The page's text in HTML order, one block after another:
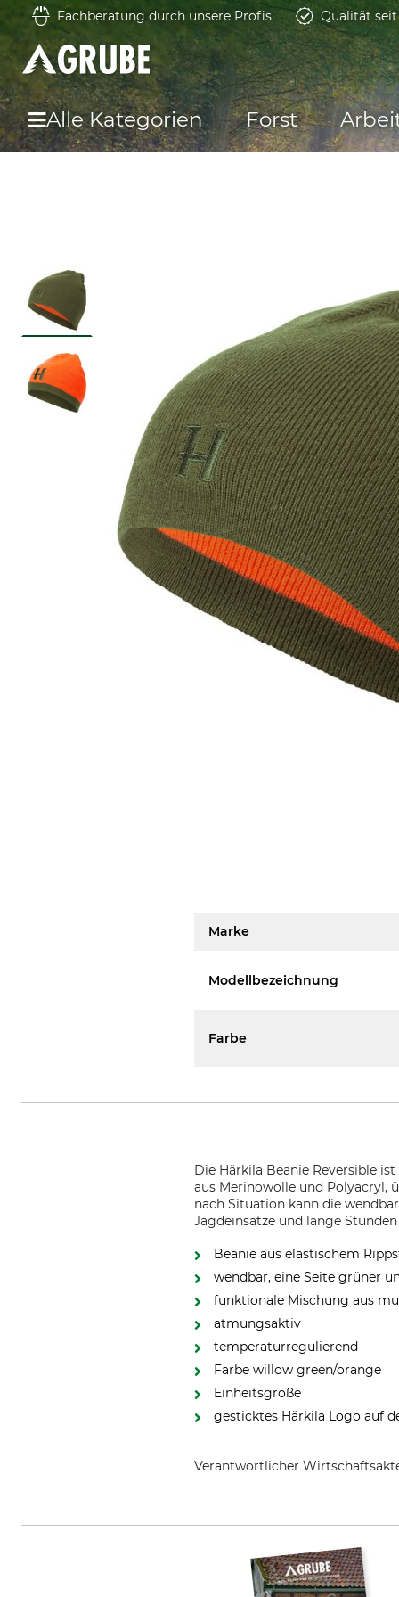
Fachberatung durch unsere Profis Qualität
Alle Kategorien Forst
Marke
Modellbezeichnung
Farbe
Die Härkila Beanie Reversible
aus Merinowolle und Polyacryl,
nach Situation kann die
Jagdeinsätze und lange
Beanie aus elastischem
wendbar, eine Seite grüner
funktionale Mischung aus
atmungsaktiv
temperaturregulierend
Farbe willow green/orange
Einheitsgröße
gesticktes Härkila Logo auf
Verantwortlicher